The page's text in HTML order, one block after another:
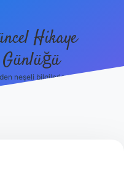
Hikaye
Günlüğü
neşeli bilgilerle tanış!